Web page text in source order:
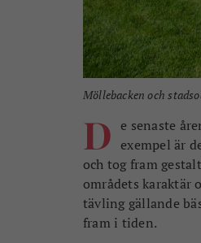
Möllebacken och
D e senaste
exempel är
och tog fram
områdets karaktär
tävling gällande
fram i tiden.